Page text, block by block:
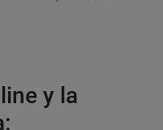
y la